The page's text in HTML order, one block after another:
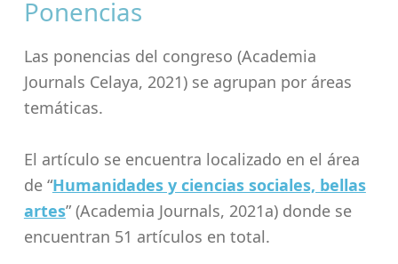
Ponencias
Las ponencias del congreso (Academia
Journals Celaya, 2021) se agrupan por áreas
temáticas.
El artículo se encuentra localizado en el área
de “Humanidades y ciencias sociales, bellas
artes” (Academia Journals, 2021a) donde se
encuentran 51 artículos en total.